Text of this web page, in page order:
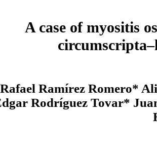
A case of myositis
Rafael Ramírez Romero*
Rodríguez Tovar*